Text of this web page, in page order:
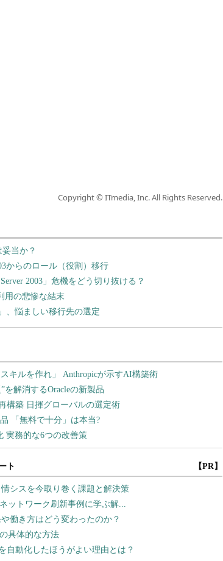
Copyright © ITmedia, Inc. All Rights Reserved.
妥当か？
からのロール（役割）移行
2003」危機をどう切り抜ける？
用の悲惨な結末
、悩ましい移行先の選定
ト 【PR】
シスを今取り巻く課題と解決策
ットワーク刷新事例に学ぶ解...
働き方はどう変わったのか？
具体的な方法
自動化したほうがよい理由とは？